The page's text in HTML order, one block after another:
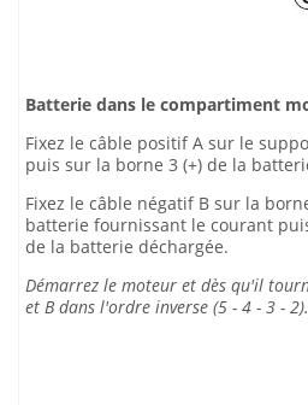
Batterie dans le compartiment
Fixez le câble positif A sur le
puis sur la borne 3 (+) de la
Fixez le câble négatif B sur la
batterie fournissant le courant
de la batterie déchargée.
Démarrez le moteur et dès qu'il
et B dans l'ordre inverse (5 - 4 - 3 - 2).